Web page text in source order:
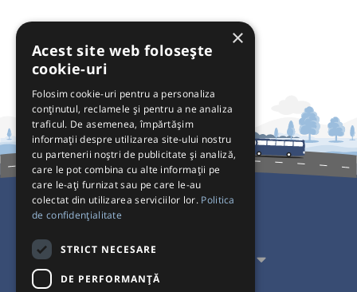
Pentru Transportatori
×
Acest site web folosește
cookie-uri
Folosim cookie-uri pentru a personaliza
conținutul, reclamele și pentru a ne analiza
traficul. De asemenea, împărtășim
informații despre utilizarea site-ului nostru
cu partenerii noștri de publicitate și analiză,
care le pot combina cu alte informații pe
care le-ați furnizat sau pe care le-au
colectat din utilizarea serviciilor lor. Politica
de confidențialitate
STRICT NECESARE
DE PERFORMANȚĂ